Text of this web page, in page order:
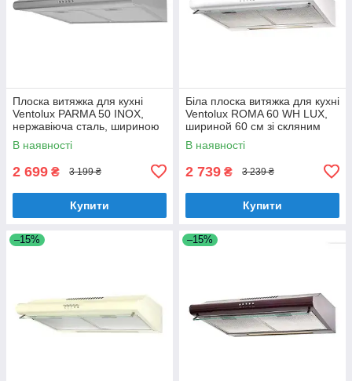
Плоска витяжка для кухні
Ventolux PARMA 50 INOX,
нержавіюча сталь, шириною
50 см, під навісну шафу
В наявності
2 699 ₴ 3 199 ₴
Купити
Біла плоска витяжка для кухні
Ventolux ROMA 60 WH LUX,
шириной 60 см зі скляним
козирком
В наявності
2 739 ₴ 3 239 ₴
Купити
–15% –15%